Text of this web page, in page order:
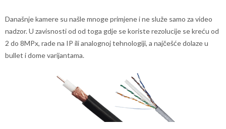
Današnje kamere su našle mnoge primjene i ne služe samo za video
nadzor. U zavisnosti od od toga gdje se koriste rezolucije se kreću od
2 do 8MPx, rade na IP ili analognoj tehnologiji, a najčešće dolaze u
bullet i dome varijantama.